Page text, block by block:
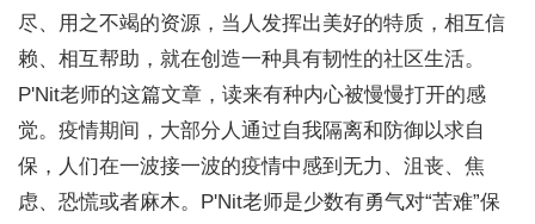
尽、用之不竭的资源，当人发挥出美好的特质，相互信
赖、相互帮助，就在创造一种具有韧性的社区生活。
P'Nit老师的这篇文章，读来有种内心被慢慢打开的感
觉。疫情期间，大部分人通过自我隔离和防御以求自
保，人们在一波接一波的疫情中感到无力、沮丧、焦
虑、恐慌或者麻木。P'Nit老师是少数有勇气对“苦难”保